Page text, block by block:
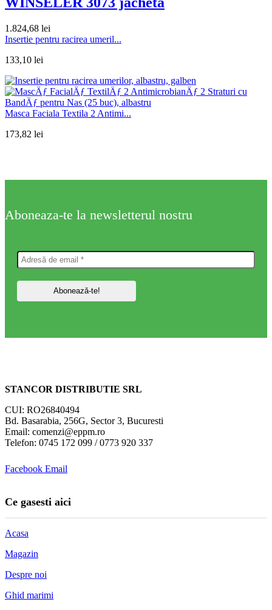
1.824,68 lei
Insertie pentru racirea umeril...
133,10 lei
Masca Faciala Textila 2 Antimi...
173,82 lei
Aboneaza-te la newsletterul nostru
STANCOR DISTRIBUTIE SRL
CUI: RO26840494
Bd. Basarabia, 256G, Sector 3, Bucuresti
Email: comenzi@eppm.ro
Telefon: 0745 172 099 / 0773 920 337
Facebook Email
Ce gasesti aici
Acasa
Magazin
Despre noi
Ghid marimi